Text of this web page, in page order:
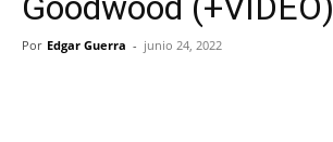
Por Edgar Guerra - junio 24, 2022